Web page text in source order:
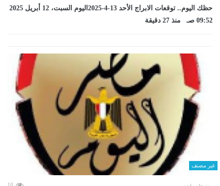
حظك اليوم.. توقعات الابراج الأحد 13-4-2025اليوم السبت، 12 أبريل 2025
09:52 صـ منذ 27 دقيقة
غير مصنف
10